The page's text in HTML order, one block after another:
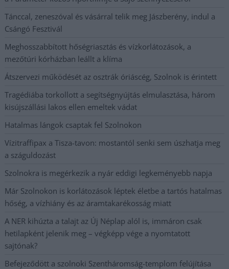
Tánccal, zeneszóval és vásárral telik meg Jászberény, indul a
Csángó Fesztivál
Meghosszabbított hőségriasztás és vízkorlátozások, a
mezőtúri kórházban leállt a klíma
Átszervezi működését az osztrák óriáscég, Szolnok is érintett
Tragédiába torkollott a segítségnyújtás elmulasztása, három
kisújszállási lakos ellen emeltek vádat
Hatalmas lángok csaptak fel Szolnokon
Vízitraffipax a Tisza-tavon: mostantól senki sem úszhatja meg
a száguldozást
Szolnokra is megérkezik a nyár eddigi legkeményebb napja
Már Szolnokon is korlátozások léptek életbe a tartós hatalmas
hőség, a vízhiány és az áramtakarékosság miatt
A NER kihúzta a talajt az Új Néplap alól is, immáron csak
hetilapként jelenik meg – végképp vége a nyomtatott
sajtónak?
Befejeződött a szolnoki Szentháromság-templom felújítása